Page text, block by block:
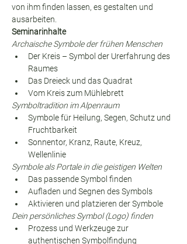
von ihm finden lassen, es gestalten und
ausarbeiten.
Seminarinhalte
Archaische Symbole der frühen Menschen
Der Kreis – Symbol der Urerfahrung des
Raumes
Das Dreieck und das Quadrat
Vom Kreis zum Mühlebrett
Symboltradition im Alpenraum
Symbole für Heilung, Segen, Schutz und
Fruchtbarkeit
Sonnentor, Kranz, Raute, Kreuz,
Wellenlinie
Symbole als Portale in die geistigen Welten
Das passende Symbol finden
Aufladen und Segnen des Symbols
Aktivieren und platzieren der Symbole
Dein persönliches Symbol (Logo) finden
Prozess und Werkzeuge zur
authentischen Symbolfindung